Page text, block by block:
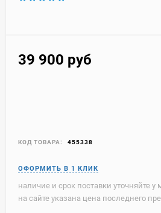
39 900 руб
КОД ТОВАРА: 455338
наличие и срок поставки уточняйте
на сайте указана цена последнего